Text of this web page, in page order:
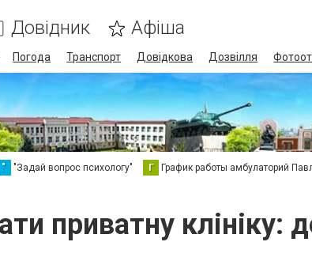
Довідник Афіша
Погода Транспорт Довідкова Дозвілля
" "Задай вопрос психологу" Г График работы амбулаторий
приватну клініку: